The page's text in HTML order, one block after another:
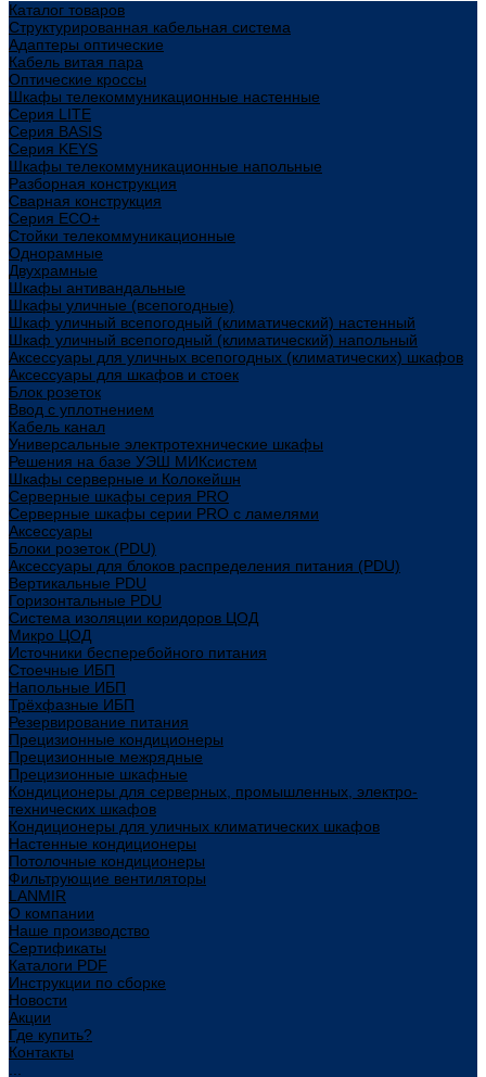
Каталог товаров
Структурированная кабельная система
Адаптеры оптические
Кабель витая пара
Оптические кроссы
Шкафы телекоммуникационные настенные
Cерия LITE
Cерия BASIS
Cерия KEYS
Шкафы телекоммуникационные напольные
Разборная конструкция
Сварная конструкция
Серия ECO+
Стойки телекоммуникационные
Однорамные
Двухрамные
Шкафы антивандальные
Шкафы уличные (всепогодные)
Шкаф уличный всепогодный (климатический) настенный
Шкаф уличный всепогодный (климатический) напольный
Аксессуары для уличных всепогодных (климатических) шкафов
Аксессуары для шкафов и стоек
Блок розеток
Ввод с уплотнением
Кабель канал
Универсальные электротехнические шкафы
Решения на базе УЭШ МИКсистем
Шкафы серверные и Колокейшн
Серверные шкафы серия PRO
Серверные шкафы серии PRO с ламелями
Аксессуары
Блоки розеток (PDU)
Аксессуары для блоков распределения питания (PDU)
Вертикальные PDU
Горизонтальные PDU
Система изоляции коридоров ЦОД
Микро ЦОД
Источники бесперебойного питания
Стоечные ИБП
Напольные ИБП
Трёхфазные ИБП
Резервирование питания
Прецизионные кондиционеры
Прецизионные межрядные
Прецизионные шкафные
Кондиционеры для серверных, промышленных, электро-
технических шкафов
Кондиционеры для уличных климатических шкафов
Настенные кондиционеры
Потолочные кондиционеры
Фильтрующие вентиляторы
LANMIR
О компании
Наше производство
Сертификаты
Каталоги PDF
Инструкции по сборке
Новости
Акции
Где купить?
Контакты